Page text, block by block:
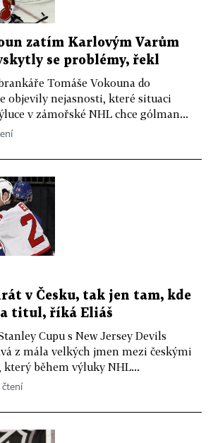
zatím Karlovým Varům
se problémy, řekl
Tomáše Vokouna do
objevily nejasnosti, které situaci
v zámořské NHL chce gólman...
v Česku, tak jen tam, kde
titul, říká Eliáš
Cupu s New Jersey Devils
z mála velkých jmen mezi českými
během výluky NHL...
čtení